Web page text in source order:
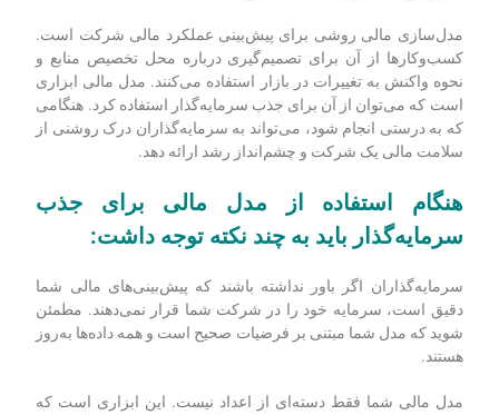
مدل‌سازی مالی روشی برای پیش‌بینی عملکرد مالی شرکت است.
کسب‌وکارها از آن برای تصمیم‌گیری درباره محل تخصیص منابع و
نحوه واکنش به تغییرات در بازار استفاده می‌کنند. مدل مالی ابزاری
است که می‌توان از آن برای جذب سرمایه‌گذار استفاده کرد. هنگامی
که به درستی انجام شود، می‌تواند به سرمایه‌گذاران درک روشنی از
سلامت مالی یک شرکت و چشم‌انداز رشد ارائه دهد.
هنگام استفاده از مدل مالی برای جذب
سرمایه‌گذار باید به چند نکته توجه داشت:
سرمایه‌گذاران اگر باور نداشته باشند که پیش‌بینی‌های مالی شما
دقیق است، سرمایه خود را در شرکت شما قرار نمی‌دهند. مطمئن
شوید که مدل شما مبتنی بر فرضیات صحیح است و همه داده‌ها به‌روز
هستند.
مدل مالی شما فقط دسته‌ای از اعداد نیست. این ابزاری است که